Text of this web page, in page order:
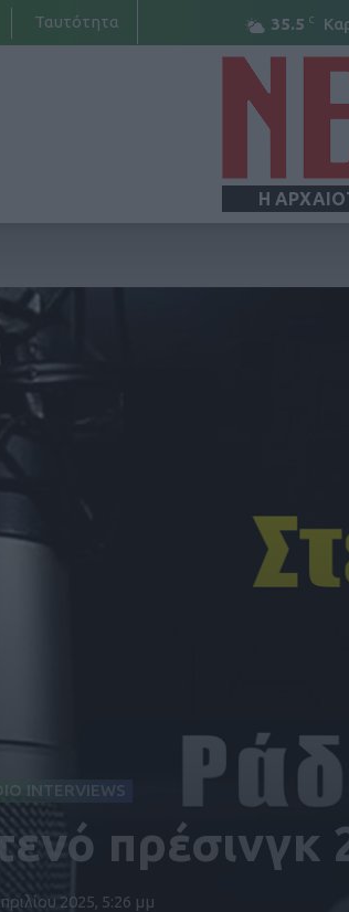
35.5 C
Ταυτότητα
Η
INTERVIEWS
2025, 5:26 μμ